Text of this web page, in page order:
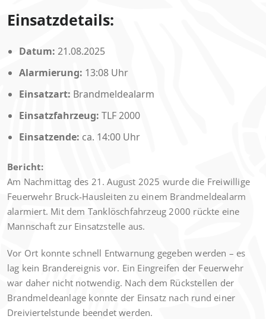
Einsatzdetails:
Datum: 21.08.2025
Alarmierung: 13:08 Uhr
Einsatzart: Brandmeldealarm
Einsatzfahrzeug: TLF 2000
Einsatzende: ca. 14:00 Uhr
Bericht:
Am Nachmittag des 21. August 2025 wurde die Freiwillige
Feuerwehr Bruck-Hausleiten zu einem Brandmeldealarm
alarmiert. Mit dem Tanklöschfahrzeug 2000 rückte eine
Mannschaft zur Einsatzstelle aus.
Vor Ort konnte schnell Entwarnung gegeben werden – es
lag kein Brandereignis vor. Ein Eingreifen der Feuerwehr
war daher nicht notwendig. Nach dem Rückstellen der
Brandmeldeanlage konnte der Einsatz nach rund einer
Dreiviertelstunde beendet werden.